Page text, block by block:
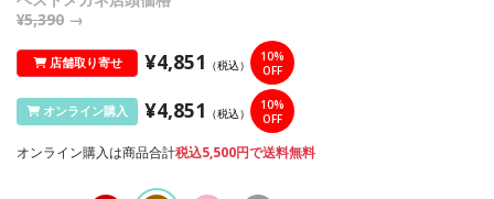
¥5,390 →
店舗取り寄せ ¥4,851 （税込）
10%
OFF
オンライン購入 ¥4,851 （税込）
10%
OFF
オンライン購入は商品合計税込5,500円で送料無料